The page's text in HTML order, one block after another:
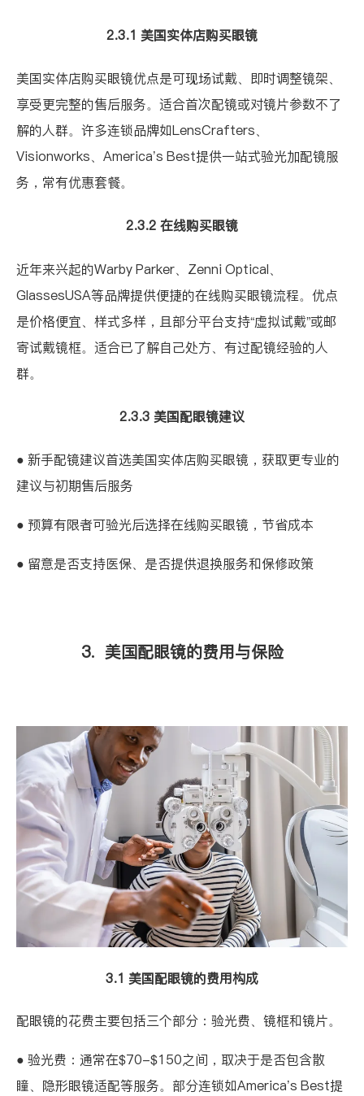
2.3.1 美国实体店购买眼镜
美国实体店购买眼镜优点是可现场试戴、即时调整镜架、
享受更完整的售后服务。适合首次配镜或对镜片参数不了
解的人群。许多连锁品牌如LensCrafters、
Visionworks、 America’s Best提供一站式验光加配镜服
务，常有优惠套餐。
2.3.2 在线购买眼镜
近年来兴起的Warby Parker、 Zenni Optical、
GlassesUSA等品牌提供便捷的在线购买眼镜流程。优点
是价格便宜、样式多样，且部分平台支持“虚拟试戴”或邮
寄试戴镜框。适合已了解自己处方、有过配镜经验的人
群。
2.3.3 美国配眼镜建议
● 新手配镜建议首选美国实体店购买眼镜，获取更专业的
建议与初期售后服务
● 预算有限者可验光后选择在线购买眼镜，节省成本
● 留意是否支持医保、是否提供退换服务和保修政策
3. 美国配眼镜的费用与保险
3.1 美国配眼镜的费用构成
配眼镜的花费主要包括三个部分：验光费、镜框和镜片。
● 验光费：通常在$70-$150之间，取决于是否包含散
瞳、隐形眼镜适配等服务。部分连锁如America’s Best提